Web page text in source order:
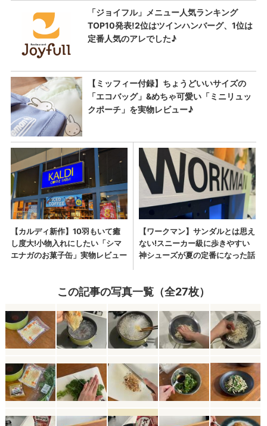
この記事の写真一覧（全27枚）